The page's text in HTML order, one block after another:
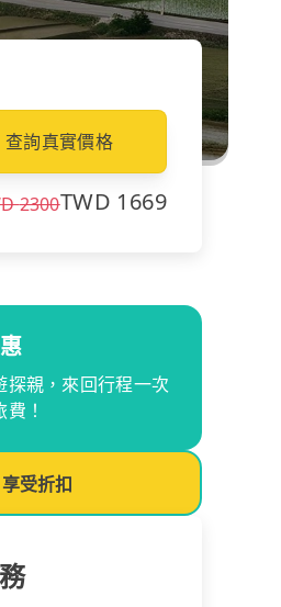
查詢真實價格
2300TWD 1669
親，來回行程一次
！
受折扣